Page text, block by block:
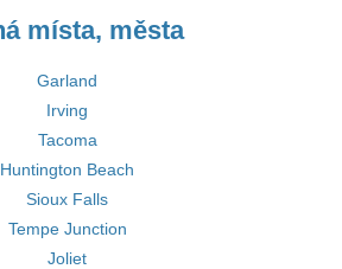
místa, města
Garland
Irving
Tacoma
Huntington Beach
Sioux Falls
Tempe Junction
Joliet